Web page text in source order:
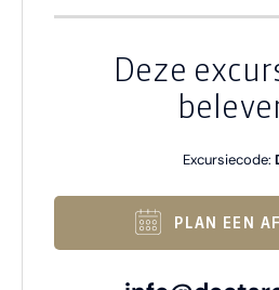
Deze
Excursiecode:
PLAN EEN